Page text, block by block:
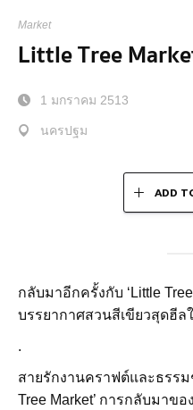
Market
Little Tree
1 มกราคม 2513
นครปฐม
ADD
กลับมาอีกครั้งกับ ‘Little
บรรยากาศสวนสีเขียวสุดฮีล
.
สายรักงานคราฟต์และธรร
Tree Market’ การกลับมา